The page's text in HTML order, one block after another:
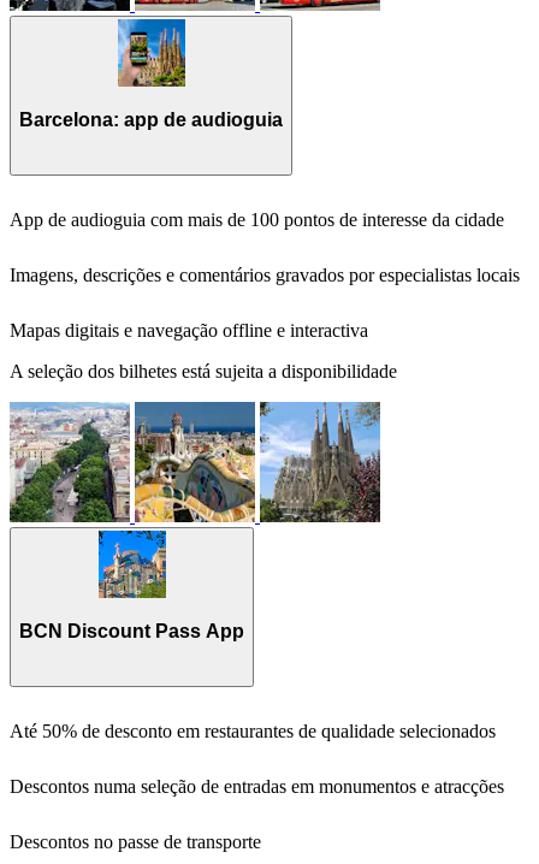
Barcelona: app de audioguia
App de audioguia com mais de 100 pontos de interesse da cidade
Imagens, descrições e comentários gravados por especialistas locais
Mapas digitais e navegação offline e interactiva
A seleção dos bilhetes está sujeita a disponibilidade
BCN Discount Pass App
Até 50% de desconto em restaurantes de qualidade selecionados
Descontos numa seleção de entradas em monumentos e atracções
Descontos no passe de transporte